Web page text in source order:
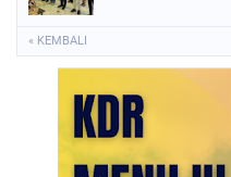
« KEMBALI